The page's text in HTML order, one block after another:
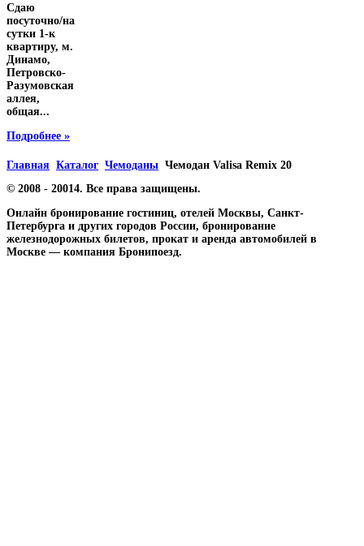
Сдаю
посуточно/на
сутки 1-к
квартиру, м.
Динамо,
Петровско-
Разумовская
аллея,
общая...
Подробнее »
Главная Каталог Чемоданы Чемодан Valisa Remix 20
© 2008 - 20014. Все права защищены.
Онлайн бронирование гостиниц, отелей Москвы, Санкт-
Петербурга и других городов России, бронирование
железнодорожных билетов, прокат и аренда автомобилей в
Москве — компания Бронипоезд.